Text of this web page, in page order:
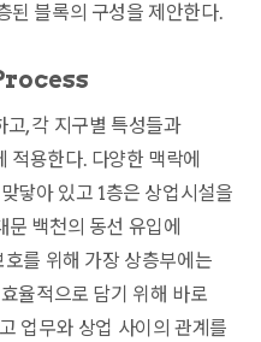
된 블록의 구성을 제안한다.
, 각 지구별 특성들과
적용한다. 다양한 맥락에
닿아 있고 1층은 상업시설을
백천의 동선 유입에
를 위해 가장 상층부에는
율적으로 담기 위해 바로
업무와 상업 사이의 관계를